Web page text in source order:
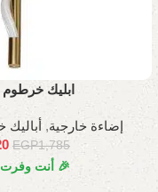
ابليك
إضاءة خارجية, أباليك
EGP1,785
🎉 أنت